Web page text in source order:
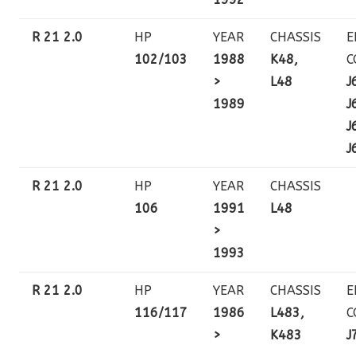
R 21 2.0
HP
102/103
YEAR
1988
>
1989
CHASSIS
K48,
L48
R 21 2.0
HP
106
YEAR
1991
>
1993
CHASSIS
L48
R 21 2.0
HP
116/117
YEAR
1986
>
CHASSIS
L483,
K483